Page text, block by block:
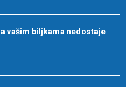
vašim biljkama nedostaje